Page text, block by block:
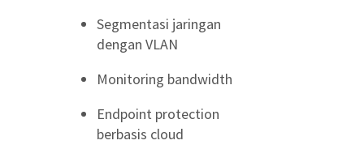
Segmentasi jaringan
dengan VLAN
Monitoring bandwidth
Endpoint protection
berbasis cloud